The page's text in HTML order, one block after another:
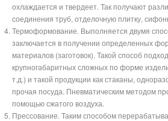
охлаждается и твердеет. Так получают
соединения труб, отделочную плитку,
Термоформование. Выполняется двумя
заключается в получении определенных
материалов (заготовок). Такой способ
крупногабаритных сложных по форме
т.д.) и такой продукции как стаканы,
прочая посуда. Пневматическим методом
помощью сжатого воздуха.
Прессование. Таким способом